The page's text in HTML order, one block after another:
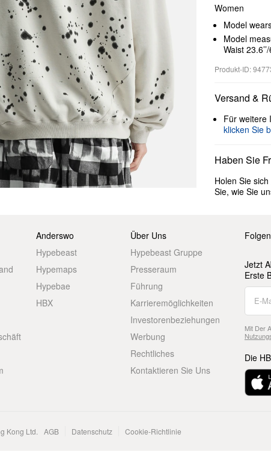
Women
Model
Model
Waist
Produkt-ID:
Versand &
Für weitere
klicken Sie
Haben Sie
Holen Sie sich
Sie, wie Sie
Anderswo
Hypebeast
Hypemaps
Hypebae
HBX
Über Uns
Hypebeast Gruppe
Presseraum
Führung
Karrieremöglichkeiten
Investorenbeziehungen
Werbung
Rechtliches
Kontaktieren Sie Uns
Jetzt
Erste
Mit Der
Die
Kong Ltd. AGB Datenschutz Cookie-Richtlinie